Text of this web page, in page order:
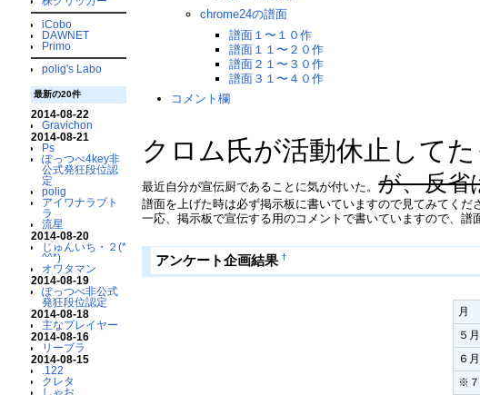
iCobo
DAWNET
Primo
polig's Labo
最新の20件
2014-08-22
Gravichon
2014-08-21
Ps
ぽっつべ4key非
公式発狂段位認
定
polig
アイワナラブト
ラ
流星
2014-08-20
じゅんいち・２(*
^^*)
オワタマン
2014-08-19
ぽっつべ非公式
発狂段位認定
2014-08-18
主なプレイヤー
2014-08-16
リーブラ
2014-08-15
.122
クレタ
しゃお
chrome24の譜面
譜面１〜１０作
譜面１１〜２０作
譜面２１〜３０作
譜面３１〜４０作
コメント欄
クロム氏が活動休止して
最近自分が宣伝厨であることに気が付いた。が、反省
譜面を上げた時は必ず掲示板に書いていますので見てみてくだ
一応、掲示板で宣伝する用のコメントで書いていますので、
アンケート企画結果 †
月
５
６
※７